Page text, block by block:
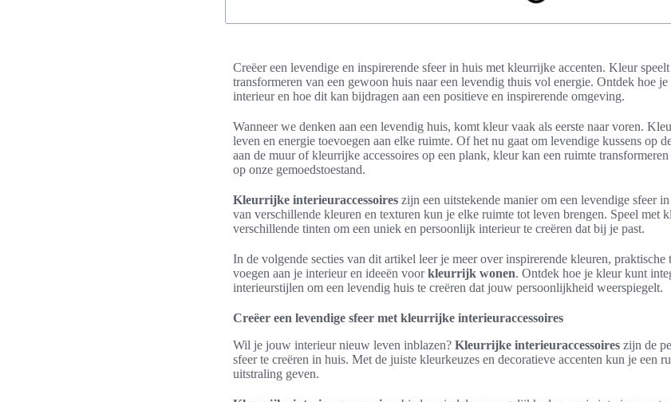
Creëer een levendige en inspirerende sfeer in huis met kleurrijke accenten. Kleur
transformeren van een gewoon huis naar een levendig thuis vol energie. Ontdek hoe
interieur en hoe dit kan bijdragen aan een positieve en inspirerende omgeving.
Wanneer we denken aan een levendig huis, komt kleur vaak als eerste naar voren.
leven en energie toevoegen aan elke ruimte. Of het nu gaat om levendige kussens op
aan de muur of kleurrijke accessoires op een plank, kleur kan een ruimte
op onze gemoedstoestand.
Kleurrijke interieuraccessoires zijn een uitstekende manier om een levendige sfeer
van verschillende kleuren en texturen kun je elke ruimte tot leven brengen. Speel met
verschillende tinten om een uniek en persoonlijk interieur te creëren dat bij je past.
In de volgende secties van dit artikel leer je meer over inspirerende kleuren,
voegen aan je interieur en ideeën voorkleurrijk wonen. Ontdek hoe je kleur kunt
interieurstijlen om een levendig huis te creëren dat jouw persoonlijkheid weerspiegelt.
Creëer een levendige sfeer met kleurrijke interieuraccessoires
Wil je jouw interieur nieuw leven inblazen? Kleurrijke interieuraccessoires zijn de
sfeer te creëren in huis. Met de juiste kleurkeuzes en decoratieve accenten kun je een
uitstraling geven.